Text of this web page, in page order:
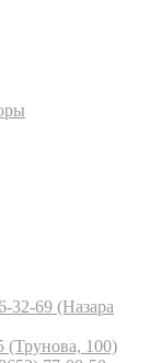
32-69 (Назара
(Трунова, 100)